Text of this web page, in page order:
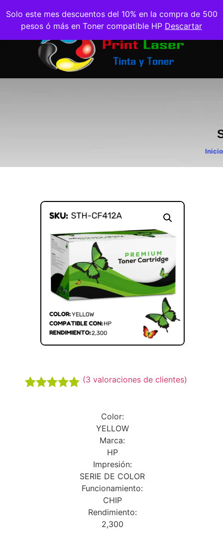
Solo este mes descuentos del 10% en la compra de 500
pesos ó más en Toner compatible HP Descartar
Inicio
(3 valoraciones de clientes)
Color:
YELLOW
Marca:
HP
Impresión:
SERIE DE COLOR
Funcionamiento:
CHIP
Rendimiento:
2,300